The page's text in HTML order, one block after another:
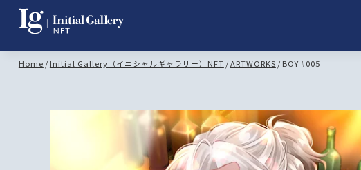
Home / Initial Gallery（イニシャルギャラリー）NFT /ARTWORKS / BOY #005